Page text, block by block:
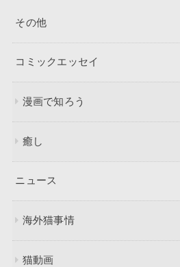
その他
コミックエッセイ
漫画で知ろう
癒し
ニュース
海外猫事情
猫動画